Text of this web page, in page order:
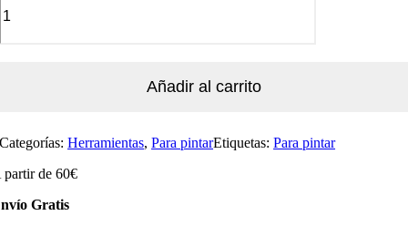
Añadir al carrito
Categorías:Herramientas,Para pintarEtiquetas:Para pintar
partir de 60€
Gratis